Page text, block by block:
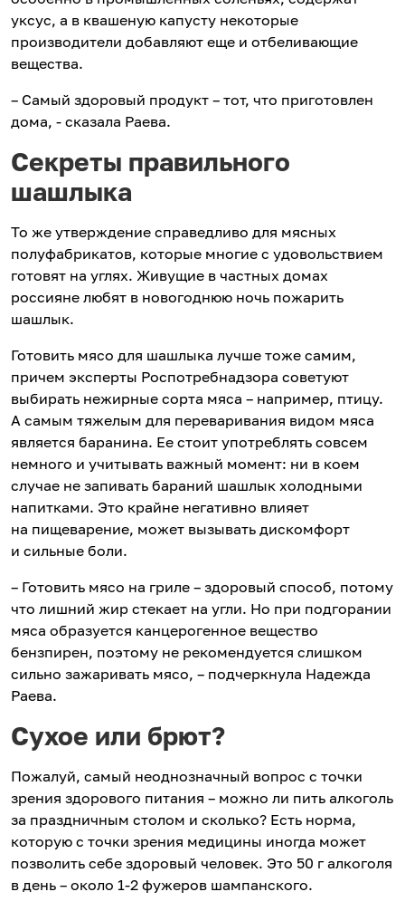
уксус, а в квашеную капусту некоторые
производители добавляют еще и отбеливающие
вещества.
– Самый здоровый продукт – тот, что приготовлен
дома, - сказала Раева.
Секреты правильного
шашлыка
То же утверждение справедливо для мясных
полуфабрикатов, которые многие с удовольствием
готовят на углях. Живущие в частных домах
россияне любят в новогоднюю ночь пожарить
шашлык.
Готовить мясо для шашлыка лучше тоже самим,
причем эксперты Роспотребнадзора советуют
выбирать нежирные сорта мяса – например, птицу.
А самым тяжелым для переваривания видом мяса
является баранина. Ее стоит употреблять совсем
немного и учитывать важный момент: ни в коем
случае не запивать бараний шашлык холодными
напитками. Это крайне негативно влияет
на пищеварение, может вызывать дискомфорт
и сильные боли.
– Готовить мясо на гриле – здоровый способ, потому
что лишний жир стекает на угли. Но при подгорании
мяса образуется канцерогенное вещество
бензпирен, поэтому не рекомендуется слишком
сильно зажаривать мясо, – подчеркнула Надежда
Раева.
Сухое или брют?
Пожалуй, самый неоднозначный вопрос с точки
зрения здорового питания – можно ли пить алкоголь
за праздничным столом и сколько? Есть норма,
которую с точки зрения медицины иногда может
позволить себе здоровый человек. Это 50 г алкоголя
в день – около 1-2 фужеров шампанского.